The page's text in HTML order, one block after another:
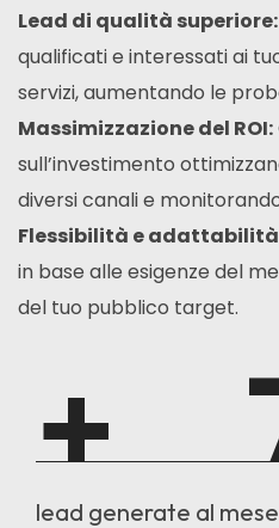
Lead di qualità superiore:
qualificati e interessati ai
servizi,aumentando le
Massimizzazione del ROI:
sull’investimento
diversi canali e
Flessibilità e
in base alle esigenze del
del tuo pubblico target.
+
lead generate al